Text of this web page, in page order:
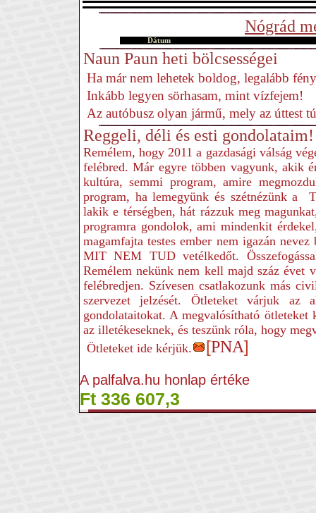
Nógrád
Dátum
Naun Paun heti bölcsességei
Ha már nem lehetek boldog, legalább
Inkább legyen sörhasam, mint vízfejem!
Az autóbusz olyan jármű, mely az úttest
Reggeli, déli és esti gondolataim!
Remélem, hogy 2011 a gazdasági válság
felébred. Már egyre többen vagyunk, akik
kultúra, semmi program, amire
program, ha lemegyünk és szétnézünk a
lakik e térségben, hát rázzuk meg
programra gondolok, ami mindenkit
magamfajta testes ember nem igazán
MIT NEM TUD vetélkedőt.
Remélem nekünk nem kell majd száz évet
felébredjen. Szívesen csatlakozunk más
szervezet jelzését. Ötleteket várjuk az
gondolataitokat. A megvalósítható
az illetékeseknek, és teszünk róla, hogy
Ötleteket ide kérjük.
[PNA]
A palfalva.hu honlap értéke
Ft 336 607,3